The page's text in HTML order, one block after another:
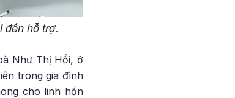
đến hỗ trợ.
Như Thị Hồi, ở
trong gia đình
cho linh hồn